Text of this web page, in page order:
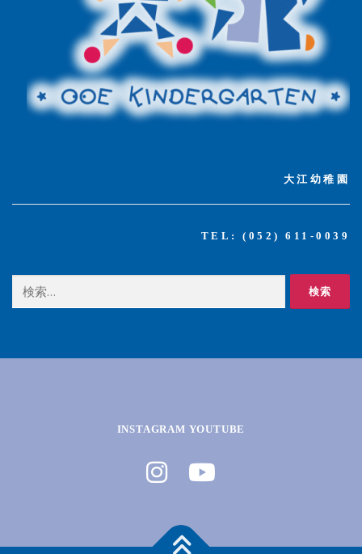
大江幼稚園
TEL: (052) 611-0039
索:
INSTAGRAM YOUTUBE